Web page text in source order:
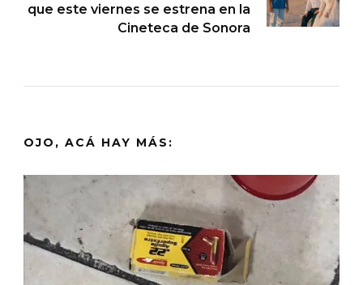
que este viernes se estrena en la
Cineteca de Sonora
OJO, ACÁ HAY MÁS: